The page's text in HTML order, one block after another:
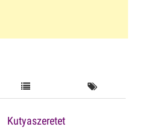
Kutyaszeretet